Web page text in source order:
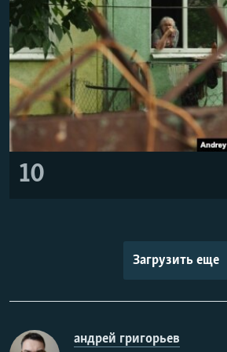
10
Загрузить еще
андрей григорьев